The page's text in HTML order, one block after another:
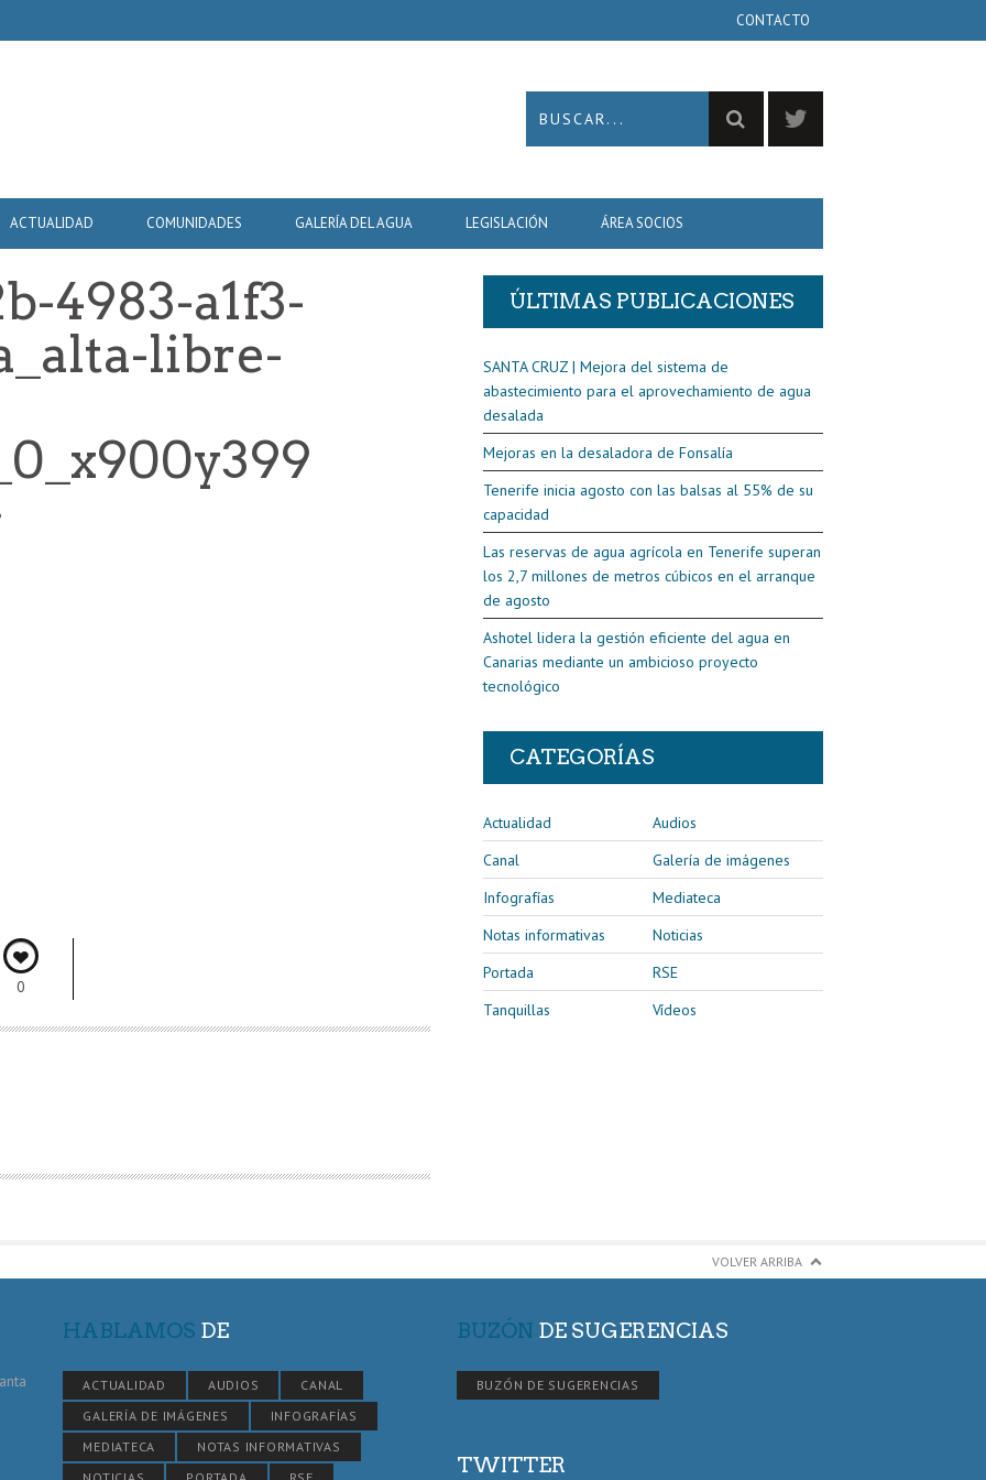
CONTACTO
ACTUALIDAD COMUNIDADES GALERÍA DEL AGUA LEGISLACIÓN ÁREA SOCIOS
4983-a1f3-
libre-
0
ÚLTIMAS PUBLICACIONES
SANTA CRUZ | Mejora del sistema de
abastecimiento para el aprovechamiento de agua
desalada
Mejoras en la desaladora de Fonsalía
Tenerife inicia agosto con las balsas al 55% de su
capacidad
Las reservas de agua agrícola en Tenerife superan
los 2,7 millones de metros cúbicos en el arranque
de agosto
Ashotel lidera la gestión eficiente del agua en
Canarias mediante un ambicioso proyecto
tecnológico
CATEGORÍAS
Actualidad
Audios
Canal
Galería de imágenes
Infografías
Mediateca
Notas informativas
Noticias
Portada
RSE
Tanquillas
Vídeos
VOLVER ARRIBA
HABLAMOS DE
ACTUALIDAD AUDIOS
CANAL
GALERÍA DE IMÁGENES
INFOGRAFÍAS
MEDIATECA
NOTAS INFORMATIVAS
BUZÓN DE SUGERENCIAS
BUZÓN DE SUGERENCIAS
TWITTER